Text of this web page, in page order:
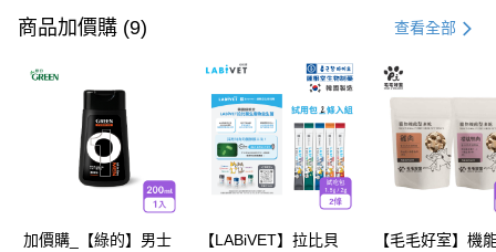
信用卡一次付款
超商取貨付款
LINE Pay
Apple Pay
悠遊付
商品加價購 (9) 查看全部
加價購_【綠的】男士
【LABiVET】拉比貝
【毛毛好室】機